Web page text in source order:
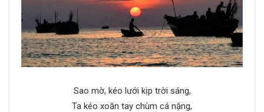
Sao mờ, kéo lưới kịp trời sáng,
Ta kéo xoăn tay chùm cá nặng,